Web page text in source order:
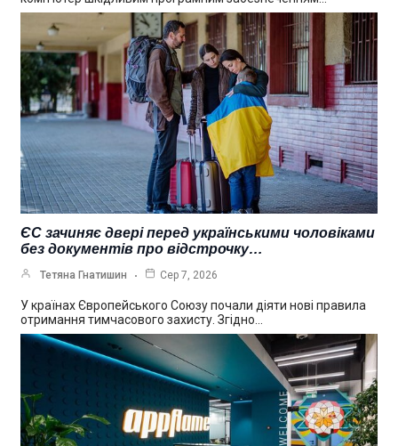
ЄС зачиняє двері перед українськими чоловіками
без документів про відстрочку…
Тетяна Гнатишин Сер 7, 2026
У країнах Європейського Союзу почали діяти нові правила
отримання тимчасового захисту. Згідно…